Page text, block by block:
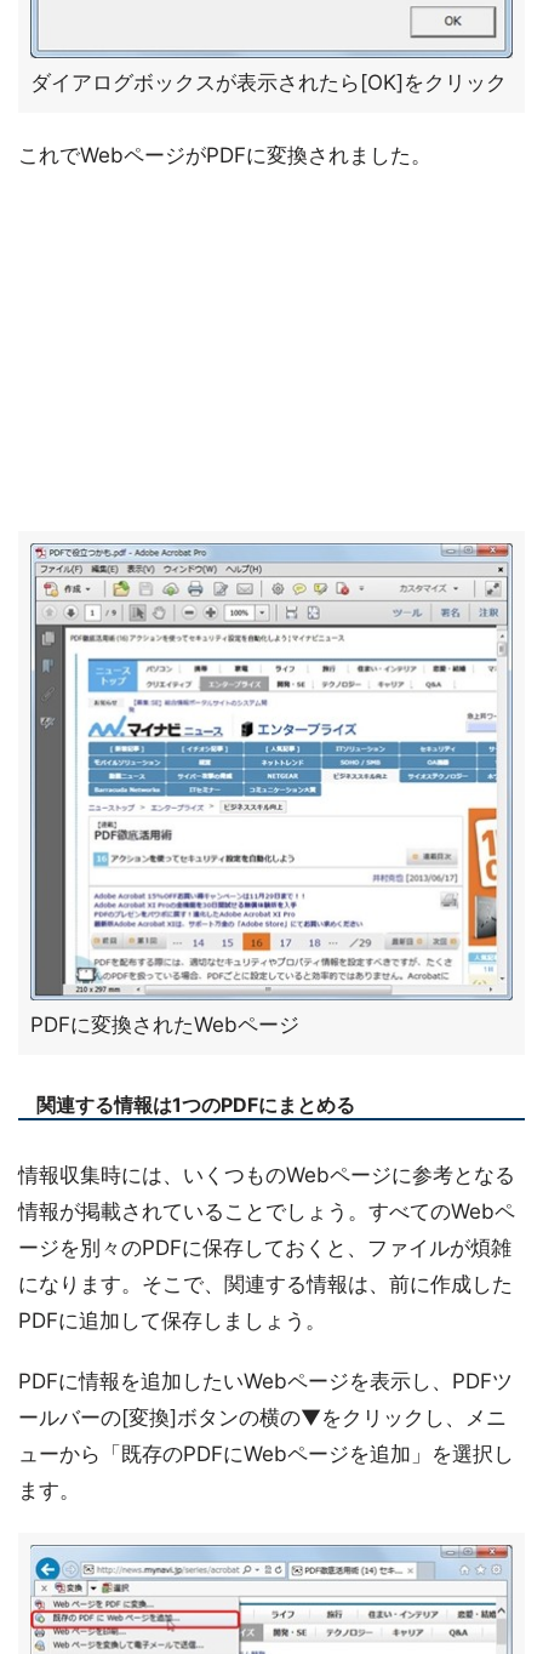
ダイアログボックスが表示されたら[OK]をクリック
これでWebページがPDFに変換されました。
PDFに変換されたWebページ
関連する情報は1つのPDFにまとめる
情報収集時には、いくつものWebページに参考となる
情報が掲載されていることでしょう。すべてのWebペ
ージを別々のPDFに保存しておくと、ファイルが煩雑
になります。そこで、関連する情報は、前に作成した
PDFに追加して保存しましょう。
PDFに情報を追加したいWebページを表示し、PDFツ
ールバーの[変換]ボタンの横の▼をクリックし、メニ
ューから「既存のPDFにWebページを追加」を選択し
ます。